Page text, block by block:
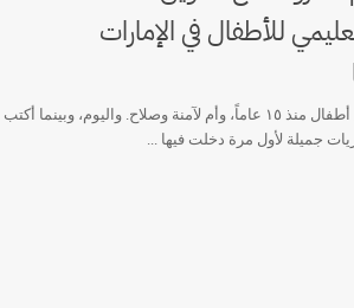
للأطفال في الإمارات
أنا إيناس صلاح، معلمة رياض أطفال منذ ١٥ عاماً، وأم لآمنة وصلاح. واليوم، وبينما أكتب
جميلة لأول مرة دخلت فيها ...